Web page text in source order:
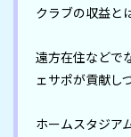
クラブの収益と
遠方在住などで
ェサポが貢献し
ホームスタジア